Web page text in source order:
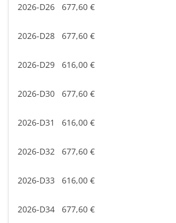
2026-D26 677,60 €
2026-D28 677,60 €
2026-D29 616,00 €
2026-D30 677,60 €
2026-D31 616,00 €
2026-D32 677,60 €
2026-D33 616,00 €
2026-D34 677,60 €